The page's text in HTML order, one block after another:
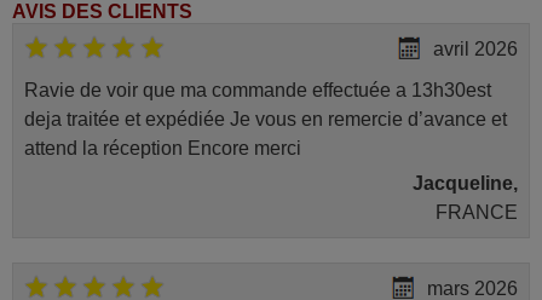
AVIS DES CLIENTS
avril 2026
Ravie de voir que ma commande effectuée a 13h30est
deja traitée et expédiée Je vous en remercie d’avance et
attend la réception Encore merci
Jacqueline,
FRANCE
mars 2026